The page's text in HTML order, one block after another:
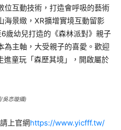
位互動技術，打造會呼吸的藝術
海景緻，XR擴增實境互動留影
歲幼兒打造的《森林派對》親子
為主軸，大受親子的喜愛。歡迎
童玩「森歷其境」，開啟屬於
吳忞璇攝)
上官網https://www.yicfff.tw/